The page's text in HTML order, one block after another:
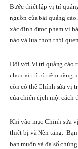
Bước thiết lập vị trí
nguồn của bài quảng
xác định được phạm vi
nào và lựa chọn thói
Đối với Vị trí quảng cáo
chọn vị trí có tiềm năng
còn có thể Chỉnh sửa vị
của chiến dịch một cách
Khi vào mục Chỉnh sửa
thiết bị và Nền tảng.
bạn muốn và đa số